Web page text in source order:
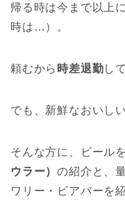
帰る時は今まで以上
時は…）。
頼むから 時差退勤し
でも、新鮮なおいし
そんな方に、ビール
ウラー）の紹介と、
ワリー・ビアバーを